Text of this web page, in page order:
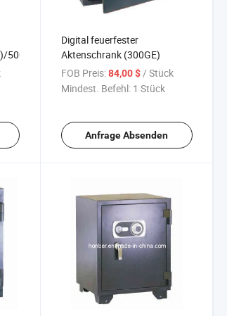
500HE(HEK)
Digital feuerfester
Aktenschrank (300GE)
FOB Preis: 84,00 $/ Stück
Mindest. Befehl: 1 Stück
Anfrage Absenden